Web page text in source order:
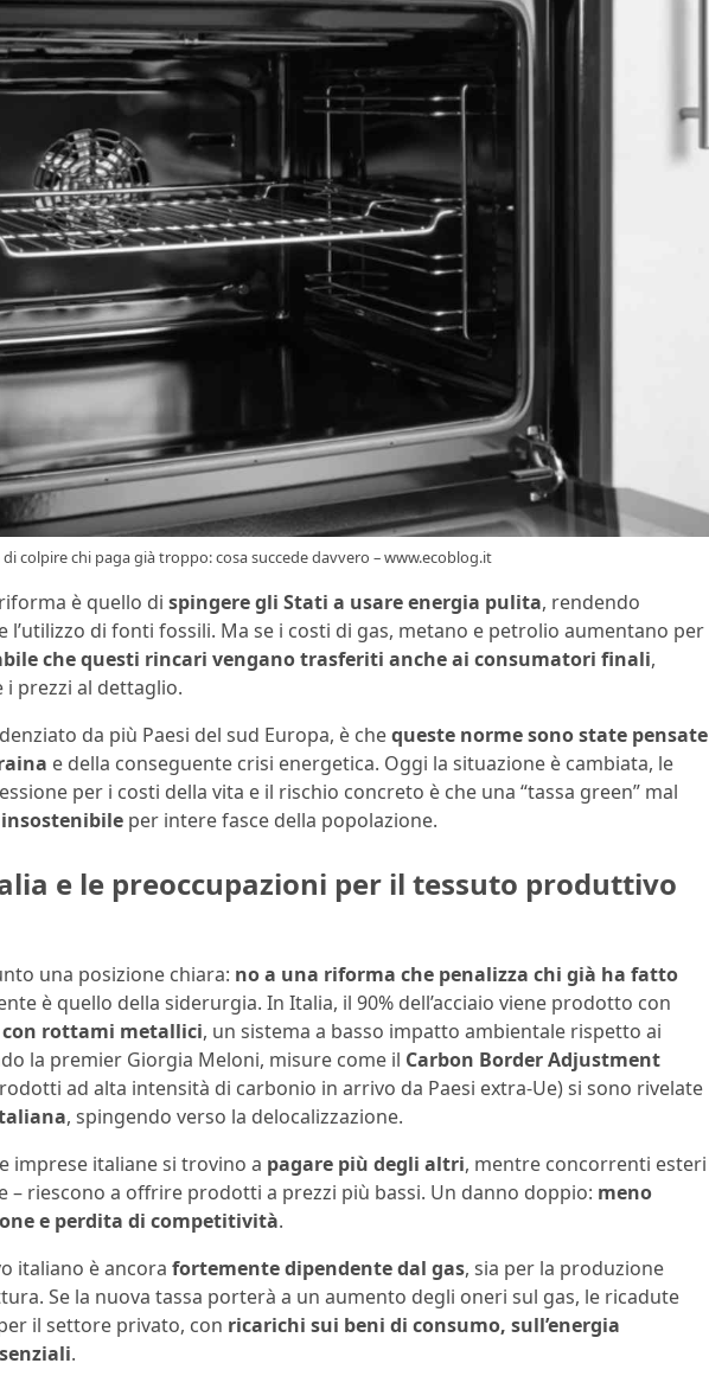
di colpire chi paga già troppo: cosa succede davvero – www.ecoblog.it
è quello di spingere gli Stati a usare energia pulita, rendendo
l’utilizzo di fonti fossili. Ma se i costi di gas, metano e petrolio aumentano per
che questi rincari vengano trasferiti anche ai consumatori finali,
prezzi al dettaglio.
da più Paesi del sud Europa, è chequeste norme sono state pensate
e della conseguente crisi energetica. Oggi la situazione è cambiata, le
per i costi della vita e il rischio concreto è che una “tassa green” mal
per intere fasce della popolazione.
e le preoccupazioni per il tessuto produttivo
una posizione chiara: no a una riforma che penalizza chi già ha fatto
è quello della siderurgia. In Italia, il 90% dell’acciaio viene prodotto con
rottami metallici, un sistema a basso impatto ambientale rispetto ai
la premier Giorgia Meloni, misure come il Carbon Border Adjustment
ad alta intensità di carbonio in arrivo da Paesi extra-Ue) si sono rivelate
, spingendo verso la delocalizzazione.
imprese italiane si trovino a pagare più degli altri, mentre concorrenti esteri
– riescono a offrire prodotti a prezzi più bassi. Un danno doppio: meno
e perdita di competitività.
italiano è ancora fortemente dipendente dal gas, sia per la produzione
Se la nuova tassa porterà a un aumento degli oneri sul gas, le ricadute
il settore privato, con ricarichi sui beni di consumo, sull’energia
.